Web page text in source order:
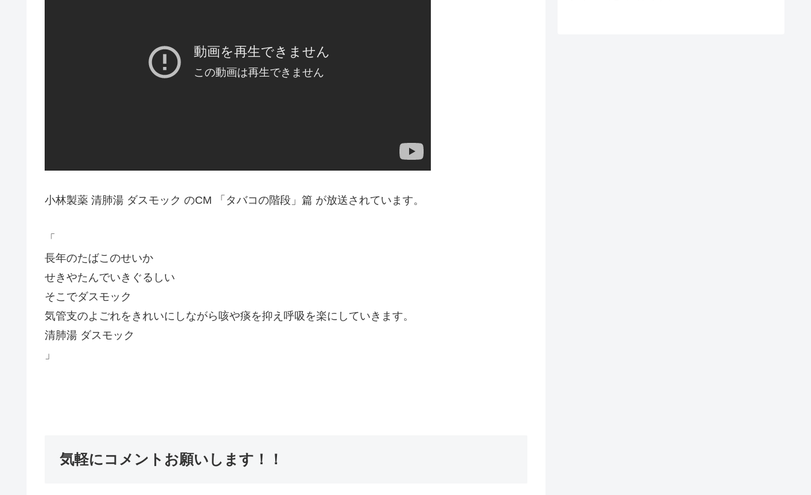
小林製薬 清肺湯 ダスモック のCM 「タバコの階段」篇 が放送されています。
「
長年のたばこのせいか
せきやたんでいきぐるしい
そこでダスモック
気管支のよごれをきれいにしながら咳や痰を抑え呼吸を楽にしていきます。
清肺湯 ダスモック
」
気軽にコメントお願いします！！